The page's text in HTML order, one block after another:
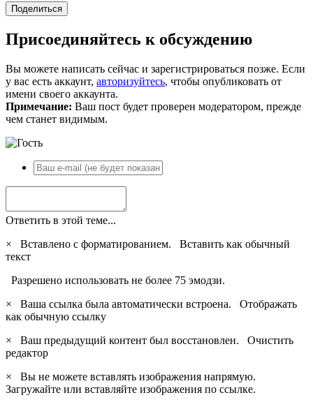
Поделиться
Присоединяйтесь к обсуждению
Вы можете написать сейчас и зарегистрироваться позже. Если
у вас есть аккаунт, авторизуйтесь, чтобы опубликовать от
имени своего аккаунта.
Примечание: Ваш пост будет проверен модератором, прежде
чем станет видимым.
Ответить в этой теме...
×
Вставлено с форматированием. Вставить как обычный
текст
Разрешено использовать не более 75 эмодзи.
×
Ваша ссылка была автоматически встроена. Отображать
как обычную ссылку
×
Ваш предыдущий контент был восстановлен. Очистить
редактор
×
Вы не можете вставлять изображения напрямую.
Загружайте или вставляйте изображения по ссылке.